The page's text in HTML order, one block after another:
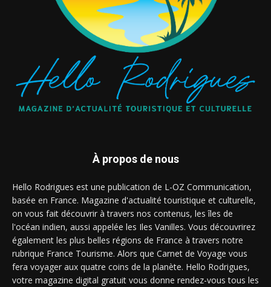
À propos de nous
Hello Rodrigues est une publication de L-OZ Communication,
basée en France. Magazine d'actualité touristique et culturelle,
on vous fait découvrir à travers nos contenus, les îles de
l'océan indien, aussi appelée les Iles Vanilles. Vous découvrirez
également les plus belles régions de France à travers notre
rubrique France Tourisme. Alors que Carnet de Voyage vous
fera voyager aux quatre coins de la planète. Hello Rodrigues,
votre magazine digital gratuit vous donne rendez-vous tous les